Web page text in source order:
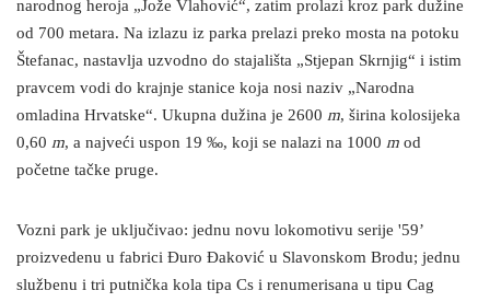
narodnog heroja „Jože Vlahović“, zatim prolazi kroz park dužine
od 700 metara. Na izlazu iz parka prelazi preko mosta na potoku
Štefanac, nastavlja uzvodno do stajališta „Stjepan Skrnjig“ i istim
pravcem vodi do krajnje stanice koja nosi naziv „Narodna
omladina Hrvatske“. Ukupna dužina je 2600 m, širina kolosijeka
0,60 m, a najveći uspon 19 ‰, koji se nalazi na 1000 m od
početne tačke pruge.
Vozni park je uključivao: jednu novu lokomotivu serije '59’
proizvedenu u fabrici Đuro Đaković u Slavonskom Brodu; jednu
službenu i tri putnička kola tipa Cs i renumerisana u tipu Cag